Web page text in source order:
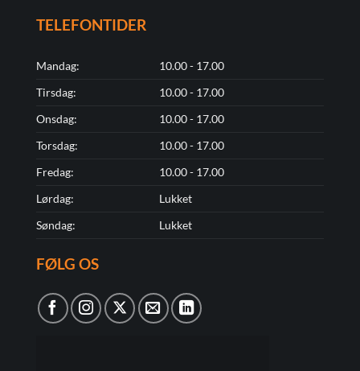
TELEFONTIDER
Mandag:
10.00 - 17.00
Tirsdag:
10.00 - 17.00
Onsdag:
10.00 - 17.00
Torsdag:
10.00 - 17.00
Fredag:
10.00 - 17.00
Lørdag:
Lukket
Søndag:
Lukket
FØLG OS